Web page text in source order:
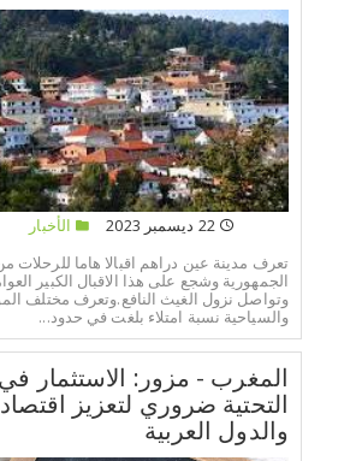
22 ديسمبر 2023
الأخبار
تعرف مدينة عين دراهم اقبالا هاما
الجمهورية وشجع على هذا الاقبال الكبير
وتواصل نزول الغيث النافع.وتعرف مختلف
والسياحية نسبة امتلاء بلغت في حدود...
المغرب - مزور: الاستثمار في
التحتية ضروري لتعزيز
والدول العربية